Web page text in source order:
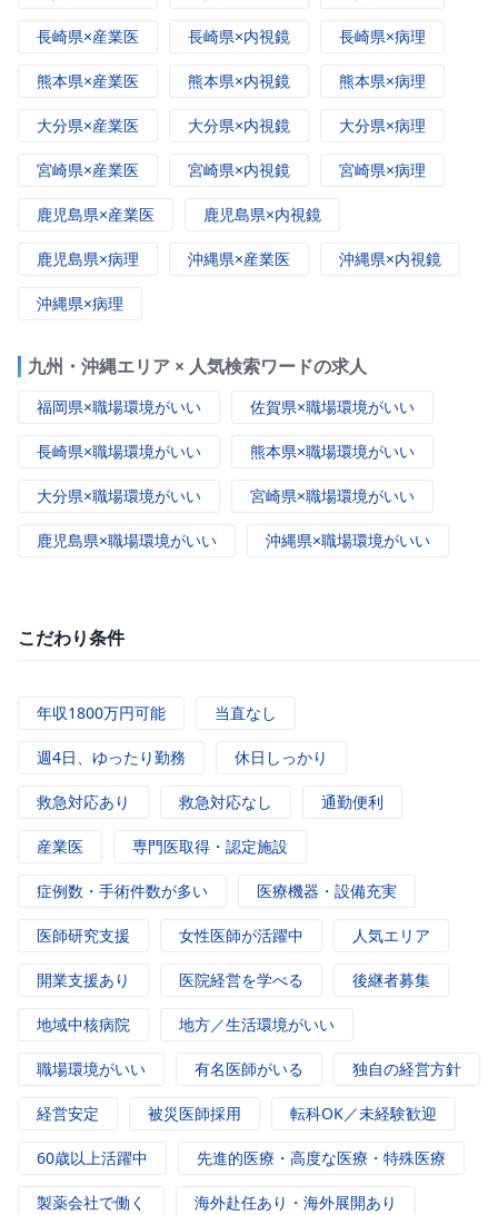
長崎県×産業医 長崎県×内視鏡 長崎県×病理
熊本県×産業医 熊本県×内視鏡 熊本県×病理
大分県×産業医 大分県×内視鏡 大分県×病理
宮崎県×産業医 宮崎県×内視鏡 宮崎県×病理
鹿児島県×産業医 鹿児島県×内視鏡
鹿児島県×病理 沖縄県×産業医 沖縄県×内視鏡
沖縄県×病理
九州・沖縄エリア × 人気検索ワードの求人
福岡県×職場環境がいい 佐賀県×職場環境がいい
長崎県×職場環境がいい 熊本県×職場環境がいい
大分県×職場環境がいい 宮崎県×職場環境がいい
鹿児島県×職場環境がいい 沖縄県×職場環境がいい
こだわり条件
年収1800万円可能 当直なし
週4日、ゆったり勤務 休日しっかり
救急対応あり 救急対応なし 通勤便利
産業医 専門医取得・認定施設
症例数・手術件数が多い 医療機器・設備充実
医師研究支援 女性医師が活躍中 人気エリア
開業支援あり 医院経営を学べる 後継者募集
地域中核病院 地方／生活環境がいい
職場環境がいい 有名医師がいる 独自の経営方針
経営安定 被災医師採用 転科OK／未経験歓迎
60歳以上活躍中 先進的医療・高度な医療・特殊医療
製薬会社で働く 海外赴任あり・海外展開あり